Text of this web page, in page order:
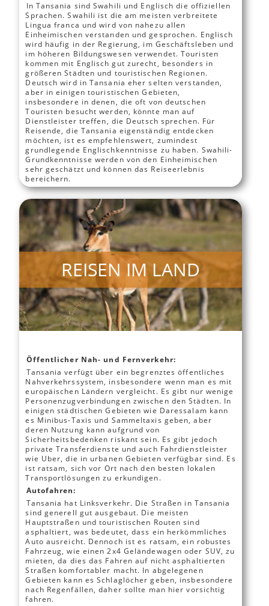
In Tansania sind Swahili und Englisch die offiziellen
Sprachen. Swahili ist die am meisten verbreitete
Lingua franca und wird von nahezu allen
Einheimischen verstanden und gesprochen. Englisch
wird häufig in der Regierung, im Geschäftsleben und
im höheren Bildungswesen verwendet. Touristen
kommen mit Englisch gut zurecht, besonders in
größeren Städten und touristischen Regionen.
Deutsch wird in Tansania eher selten verstanden,
aber in einigen touristischen Gebieten,
insbesondere in denen, die oft von deutschen
Touristen besucht werden, könnte man auf
Dienstleister treffen, die Deutsch sprechen. Für
Reisende, die Tansania eigenständig entdecken
möchten, ist es empfehlenswert, zumindest
grundlegende Englischkenntnisse zu haben. Swahili-
Grundkenntnisse werden von den Einheimischen
sehr geschätzt und können das Reiseerlebnis
bereichern.
REISEN IM LAND
Öffentlicher Nah- und Fernverkehr:
Tansania verfügt über ein begrenztes öffentliches
Nahverkehrssystem, insbesondere wenn man es mit
europäischen Ländern vergleicht. Es gibt nur wenige
Personenzugverbindungen zwischen den Städten. In
einigen städtischen Gebieten wie Daressalam kann
es Minibus-Taxis und Sammeltaxis geben, aber
deren Nutzung kann aufgrund von
Sicherheitsbedenken riskant sein. Es gibt jedoch
private Transferdienste und auch Fahrdienstleister
wie Uber, die in urbanen Gebieten verfügbar sind. Es
ist ratsam, sich vor Ort nach den besten lokalen
Transportlösungen zu erkundigen.
Autofahren:
Tansania hat Linksverkehr. Die Straßen in Tansania
sind generell gut ausgebaut. Die meisten
Hauptstraßen und touristischen Routen sind
asphaltiert, was bedeutet, dass ein herkömmliches
Auto ausreicht. Dennoch ist es ratsam, ein robustes
Fahrzeug, wie einen 2x4 Geländewagen oder SUV, zu
mieten, da dies das Fahren auf nicht asphaltierten
Straßen komfortabler macht. In abgelegenen
Gebieten kann es Schlaglöcher geben, insbesondere
nach Regenfällen, daher sollte man hier vorsichtig
fahren.